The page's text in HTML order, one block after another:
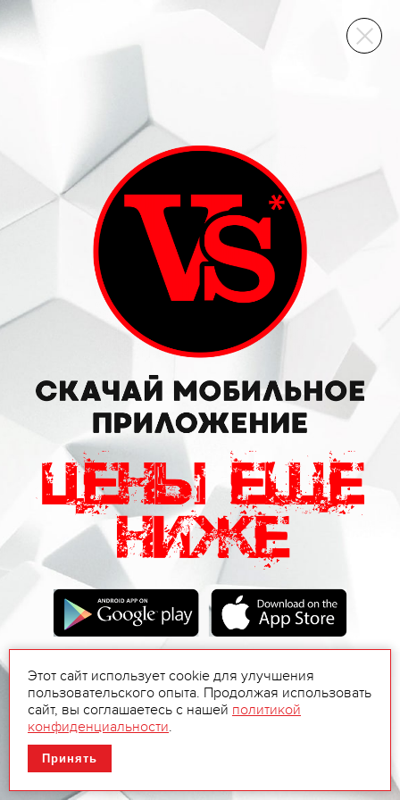
ВИННЫЙ СКЛАД
Этот сайт использует cookie для улучшения
пользовательского опыта. Продолжая использовать
сайт, вы соглашаетесь с нашей политикой
конфиденциальности.
Принять